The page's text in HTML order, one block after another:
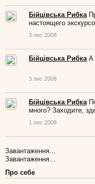
Бійцівська Рибка
настоящего
3 лис 2008
Бійцівська Рибка А
3 лис 2008
Бійцівська Рибка
много? Заходите,
1 лис 2008
Завантаження...
Завантаження...
Про себе